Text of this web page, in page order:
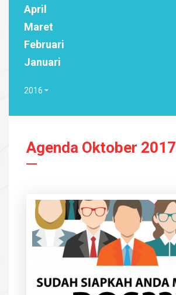
April
Maret
Februari
Januari
2016
Agenda Oktober 2017